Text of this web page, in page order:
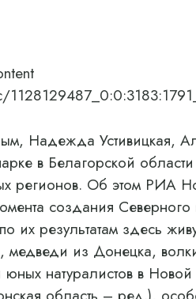
Устивицкая,
в Белагорской области
регионов. Об этом РИА
создания Северного
результатам здесь
медведи из Донецка,
натуралистов в